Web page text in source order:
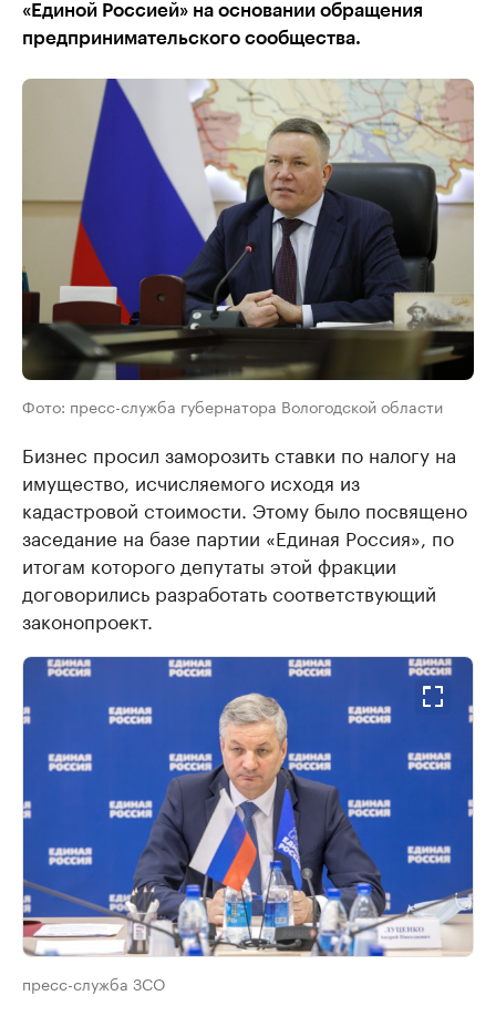
«Единой Россией» на основании обращения
предпринимательского сообщества.
Фото: пресс-служба губернатора Вологодской области
Бизнес просил заморозить ставки по налогу на
имущество, исчисляемого исходя из
кадастровой стоимости. Этому было посвящено
заседание на базе партии «Единая Россия», по
итогам которого депутаты этой фракции
договорились разработать соответствующий
законопроект.
пресс-служба ЗСО